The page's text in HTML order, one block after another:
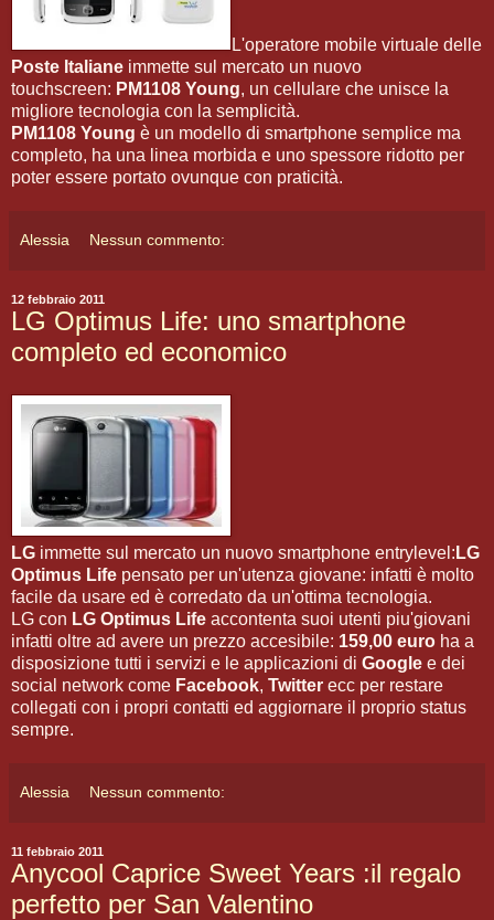
L'operatore mobile virtuale delle
Poste Italiane immette sul mercato un nuovo
touchscreen: PM1108 Young, un cellulare che unisce la
migliore tecnologia con la semplicità.
PM1108 Young è un modello di smartphone semplice ma
completo, ha una linea morbida e uno spessore ridotto per
poter essere portato ovunque con praticità.
Alessia Nessun commento:
12 febbraio 2011
LG Optimus Life: uno smartphone
completo ed economico
LG immette sul mercato un nuovo smartphone entrylevel: LG
Optimus Life pensato per un'utenza giovane: infatti è molto
facile da usare ed è corredato da un'ottima tecnologia.
LG con LG Optimus Life accontenta suoi utenti piu'giovani
infatti oltre ad avere un prezzo accesibile: 159,00 euro ha a
disposizione tutti i servizi e le applicazioni di Google e dei
social network come Facebook, Twitter ecc per restare
collegati con i propri contatti ed aggiornare il proprio status
sempre.
Alessia Nessun commento:
11 febbraio 2011
Anycool Caprice Sweet Years :il regalo
perfetto per San Valentino